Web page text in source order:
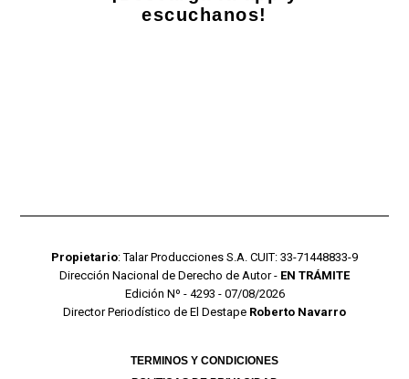
escuchanos!
Propietario: Talar Producciones S.A. CUIT: 33-71448833-9
Dirección Nacional de Derecho de Autor - EN TRÁMITE
Edición Nº - 4293 - 07/08/2026
Director Periodístico de El Destape Roberto Navarro
TERMINOS Y CONDICIONES